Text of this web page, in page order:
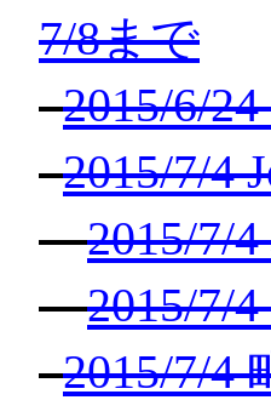
7/8まで
2015/6/24
2015/7/4
2015/7/4
2015/7/
2015/7/4